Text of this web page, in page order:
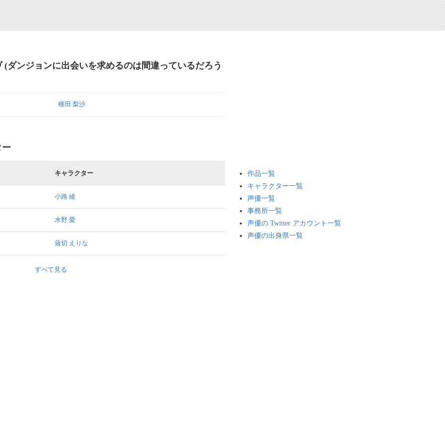
(ダンジョンに出会いを求めるのは間違っているだろう
種田 梨沙
ー
キャラクター
小路 綾
水野 愛
薙切 えりな
すべて見る
作品一覧
キャラクター一覧
声優一覧
事務所一覧
声優の Twitter アカウント一覧
声優の出身県一覧